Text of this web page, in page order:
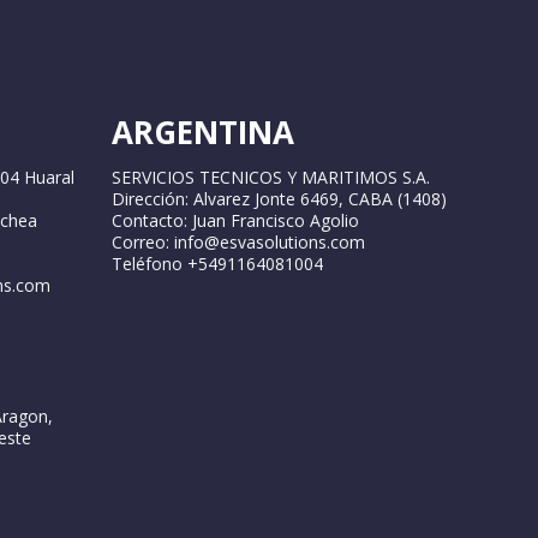
Huaral
ARGENTINA
SERVICIOS TECNICOS Y MARITIMOS S.A.
Dirección: Alvarez Jonte 6469, CABA (1408)
Contacto: Juan Francisco Agolio
Correo: info@esvasolutions.com
Teléfono +5491164081004